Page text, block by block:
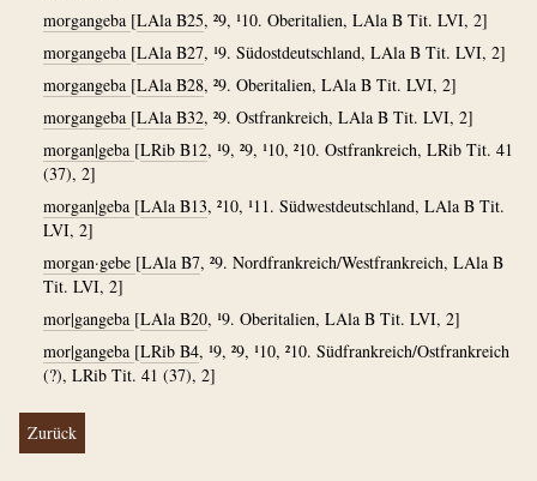
morgangeba [LAla B25, ²9, ¹10. Oberitalien, LAla B Tit. LVI, 2]
morgangeba [LAla B27, ¹9. Südostdeutschland, LAla B Tit. LVI, 2]
morgangeba [LAla B28, ²9. Oberitalien, LAla B Tit. LVI, 2]
morgangeba [LAla B32, ²9. Ostfrankreich, LAla B Tit. LVI, 2]
morgan|geba [LRib B12, ¹9, ²9, ¹10, ²10. Ostfrankreich, LRib Tit. 41
(37), 2]
morgan|geba [LAla B13, ²10, ¹11. Südwestdeutschland, LAla B Tit.
LVI, 2]
morgan·gebe [LAla B7, ²9. Nordfrankreich/Westfrankreich, LAla B
Tit. LVI, 2]
mor|gangeba [LAla B20, ¹9. Oberitalien, LAla B Tit. LVI, 2]
mor|gangeba [LRib B4, ¹9, ²9, ¹10, ²10. Südfrankreich/Ostfrankreich
(?), LRib Tit. 41 (37), 2]
Zurück